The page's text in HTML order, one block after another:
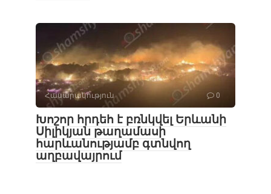
Հասարակություն 0
Խոշոր հրդեհ է բռնկվել Երևանի
Սիլիկյան թաղամասի
հարևանությամբ գտնվող
աղբավայրում